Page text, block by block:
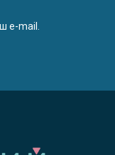
e-mail.